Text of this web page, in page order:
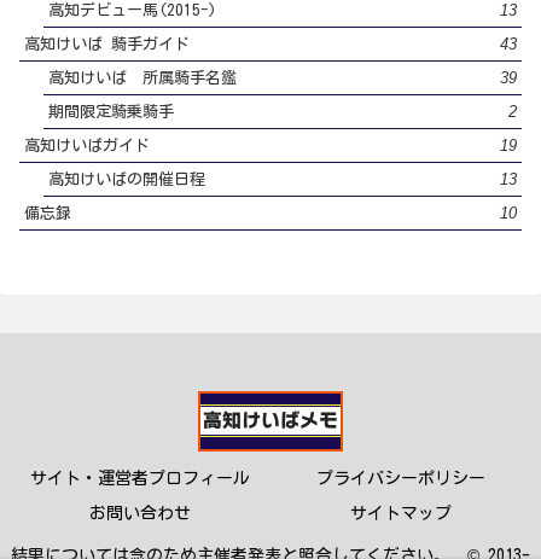
高知デビュー馬(2015-) 13
高知けいば 騎手ガイド 43
高知けいば 所属騎手名鑑 39
期間限定騎乗騎手 2
高知けいばガイド 19
高知けいばの開催日程 13
備忘録 10
サイト・運営者プロフィール プライバシーポリシー
お問い合わせ サイトマップ
結果については念のため主催者発表と照合してください。 © 2013-